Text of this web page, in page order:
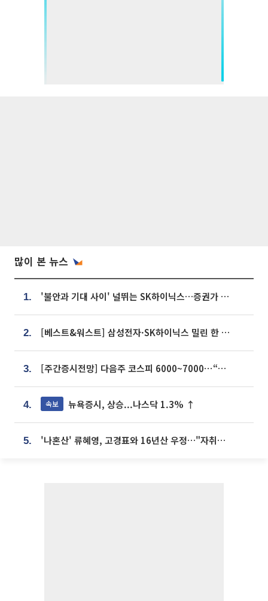
많이 본 뉴스
1. '불안과 기대 사이' 널뛰는 SK하이닉스…증권가 "HBM4·LTA 기반 펀터멘털 견고"
2. [베스트&워스트] 삼성전자·SK하이닉스 밀린 한 주…상상인증권은 85% 급등
3. [주간증시전망] 다음주 코스피 6000~7000⋯“外人 수급은 정책이 변수”
4. 속보 뉴욕증시, 상승...나스닥 1.3% ↑
5. '나혼산' 류혜영, 고경표와 16년산 우정…"자취방서 부모님과 마주쳐"